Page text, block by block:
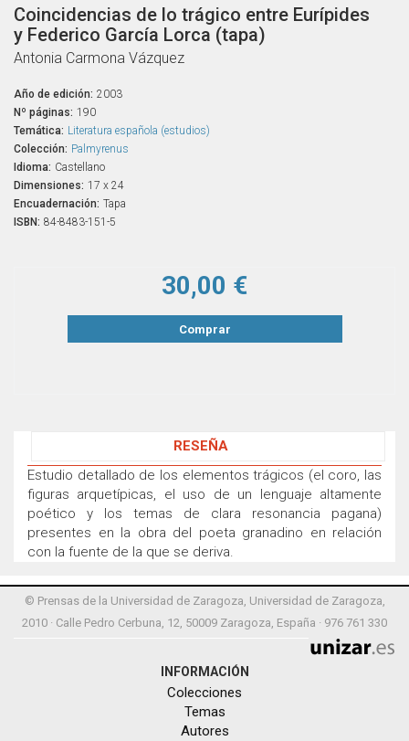
Coincidencias de lo trágico entre Eurípides
y Federico García Lorca (tapa)
Antonia Carmona Vázquez
Año de edición: 2003
Nº páginas: 190
Temática: Literatura española (estudios)
Colección: Palmyrenus
Idioma: Castellano
Dimensiones: 17 x 24
Encuadernación: Tapa
ISBN: 84-8483-151-5
30,00 €
Comprar
RESEÑA
Estudio detallado de los elementos trágicos (el coro, las
figuras arquetípicas, el uso de un lenguaje altamente
poético y los temas de clara resonancia pagana)
presentes en la obra del poeta granadino en relación
con la fuente de la que se deriva.
© Prensas de la Universidad de Zaragoza, Universidad de Zaragoza,
2010 · Calle Pedro Cerbuna, 12, 50009 Zaragoza, España · 976 761 330
INFORMACIÓN
Colecciones
Temas
Autores